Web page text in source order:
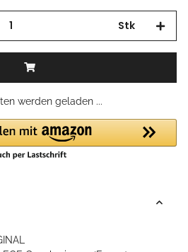
Stk
werden geladen ...